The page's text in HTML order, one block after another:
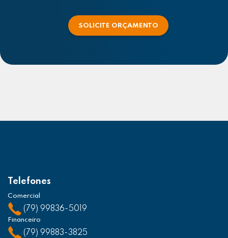
SOLICITE ORÇAMENTO
Telefones
Comercial
(79) 99836-5019
Financeiro
(79) 99883-3825